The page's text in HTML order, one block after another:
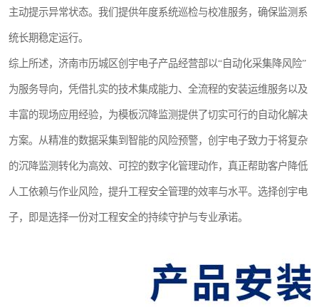
主动提示异常状态。我们提供年度系统巡检与校准服务，确保监测系
统长期稳定运行。
综上所述，济南市历城区创宇电子产品经营部以“自动化采集降风险”
为服务导向，凭借扎实的技术集成能力、全流程的安装运维服务以及
丰富的现场应用经验，为模板沉降监测提供了切实可行的自动化解决
方案。从精准的数据采集到智能的风险预警，创宇电子致力于将复杂
的沉降监测转化为高效、可控的数字化管理动作，真正帮助客户降低
人工依赖与作业风险，提升工程安全管理的效率与水平。选择创宇电
子，即是选择一份对工程安全的持续守护与专业承诺。